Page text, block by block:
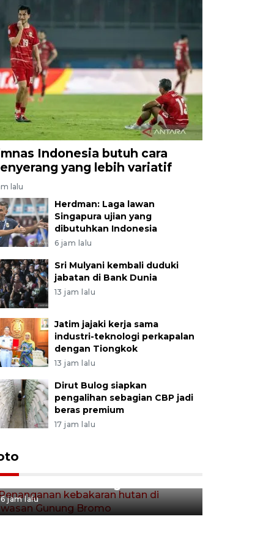
Indonesia butuh cara
yang lebih variatif
lalu
Herdman: Laga lawan
Singapura ujian yang
dibutuhkan Indonesia
6 jam lalu
Sri Mulyani kembali duduki
jabatan di Bank Dunia
13 jam lalu
Jatim jajaki kerja sama
industri-teknologi perkapalan
dengan Tiongkok
13 jam lalu
Dirut Bulog siapkan
pengalihan sebagian CBP jadi
beras premium
17 jam lalu
Penanganan kebakaran hutan
6 jam lalu